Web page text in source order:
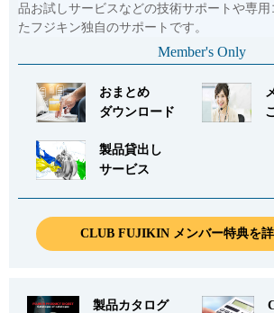
品お試しサービスなどの技術サポートや専用
たフジキン独自のサポートです。
Member's Only
おまとめ
ダウンロード
製品貸出し
サービス
CLUB FUJIKIN メンバー特典を
製品カタログ